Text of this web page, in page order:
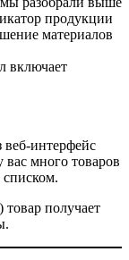
продукции
материалов
включает
интерфейс
много товаров
получает